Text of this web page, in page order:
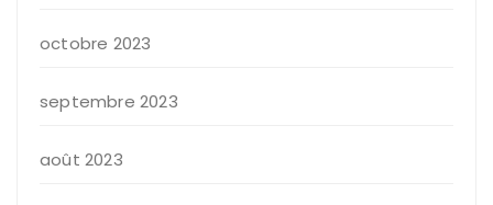
octobre 2023
septembre 2023
août 2023